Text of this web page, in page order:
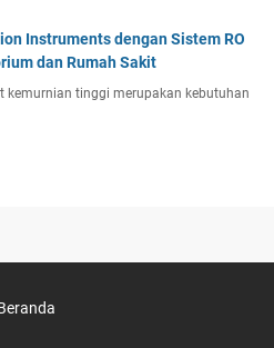
Instruments dengan Sistem RO
dan Rumah Sakit
kemurnian tinggi merupakan kebutuhan